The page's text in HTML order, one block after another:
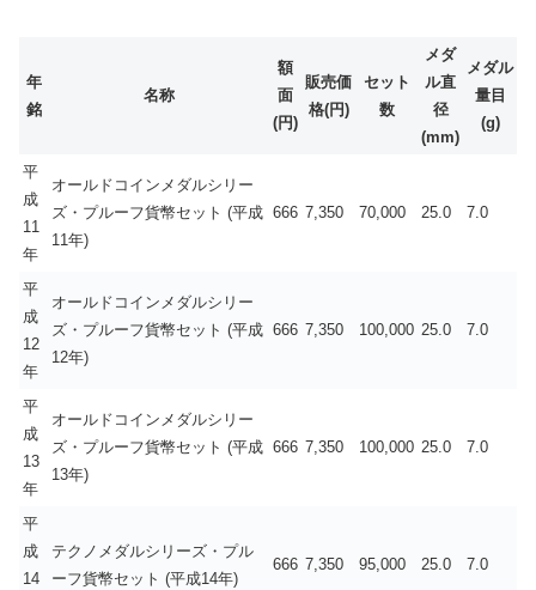
年
銘
名称
額
面
(円)
販売価
格(円)
セット
数
メダ
ル直
径
(mm)
メダル
量目
(g)
平
成
11
年
オールドコインメダルシリー
ズ・プルーフ貨幣セット (平成
11年)
666 7,350 70,000 25.0 7.0
平
成
12
年
オールドコインメダルシリー
ズ・プルーフ貨幣セット (平成
12年)
666 7,350 100,000 25.0 7.0
平
成
13
年
オールドコインメダルシリー
ズ・プルーフ貨幣セット (平成
13年)
666 7,350 100,000 25.0 7.0
平
成
14
テクノメダルシリーズ・プル
ーフ貨幣セット (平成14年)
666 7,350 95,000 25.0 7.0